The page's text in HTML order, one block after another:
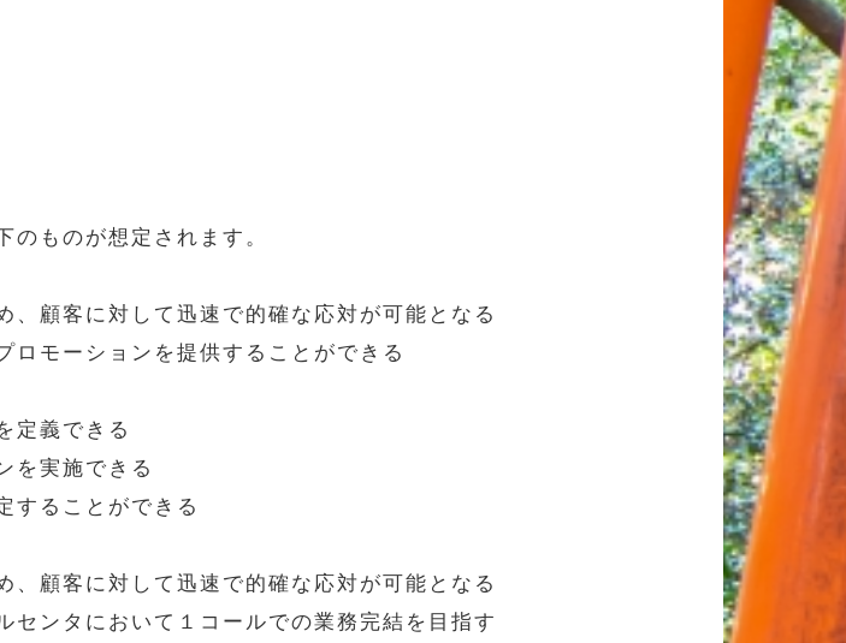
ものが想定されます。
顧客に対して迅速で的確な応対が可能となる
モーションを提供することができる
定義できる
を実施できる
することができる
顧客に対して迅速で的確な応対が可能となる
ンタにおいて１コールでの業務完結を目指す